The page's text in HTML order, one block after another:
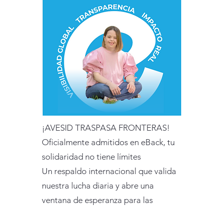
¡AVESID TRASPASA FRONTERAS!
Oficialmente admitidos en eBack, tu
solidaridad no tiene límites
Un respaldo internacional que valida
nuestra lucha diaria y abre una
ventana de esperanza para las